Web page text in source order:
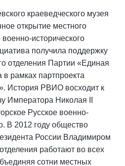
краеведческого музея
открытие местного
исторического
получила поддержку
отделения Партии «Единая
рамках партпроекта
История РВИО восходит к
Императора Николая II
Русское военно-
В 2012 году общество
России Владимиром
работают во всех
сотни местных